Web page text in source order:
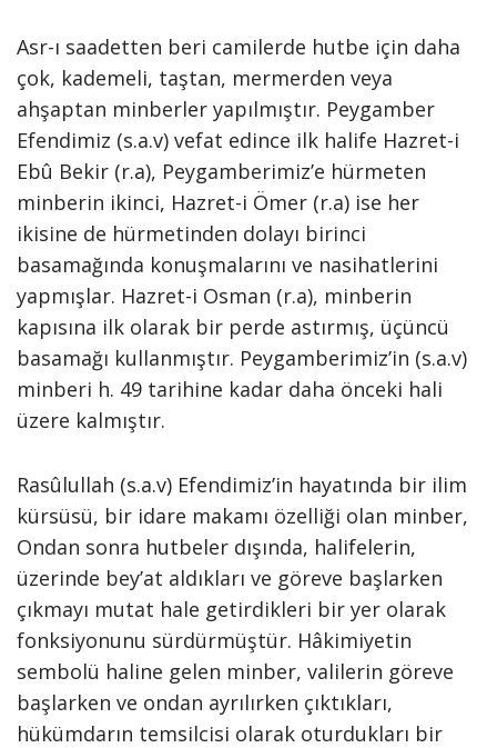
Asr-ı saadetten beri camilerde hutbe için daha
çok, kademeli, taştan, mermerden veya
ahşaptan minberler yapılmıştır. Peygamber
Efendimiz (s.a.v) vefat edince ilk halife Hazret-i
Ebû Bekir (r.a), Peygamberimiz’e hürmeten
minberin ikinci, Hazret-i Ömer (r.a) ise her
ikisine de hürmetinden dolayı birinci
basamağında konuşmalarını ve nasihatlerini
yapmışlar. Hazret-i Osman (r.a), minberin
kapısına ilk olarak bir perde astırmış, üçüncü
basamağı kullanmıştır. Peygamberimiz’in (s.a.v)
minberi h. 49 tarihine kadar daha önceki hali
üzere kalmıştır.
Rasûlullah (s.a.v) Efendimiz’in hayatında bir ilim
kürsüsü, bir idare makamı özelliği olan minber,
Ondan sonra hutbeler dışında, halifelerin,
üzerinde bey’at aldıkları ve göreve başlarken
çıkmayı mutat hale getirdikleri bir yer olarak
fonksiyonunu sürdürmüştür. Hâkimiyetin
sembolü haline gelen minber, valilerin göreve
başlarken ve ondan ayrılırken çıktıkları,
hükümdarın temsilcisi olarak oturdukları bir